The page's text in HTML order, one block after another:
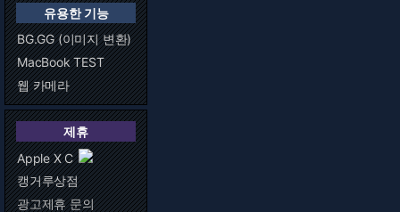
유용한 기능
BG.GG (이미지 변환)
MacBook TEST
웹 카메라
제휴
Apple X C
캥거루상점
광고제휴 문의